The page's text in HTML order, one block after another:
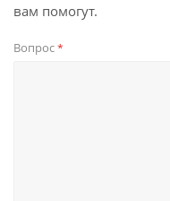
вам помогут.
Вопрос*